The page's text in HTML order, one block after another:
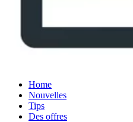
Home
Nouvelles
Tips
Des offres